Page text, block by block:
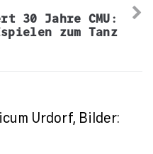
30 Jahre CMU:
zum Tanz
Urdorf, Bilder: